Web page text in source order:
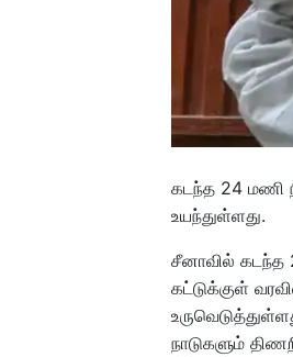
கடந்த 24 மணி
உயந்துள்ளது.
சீனாவில்
கட்டுக்குள்
நாடுகளும்